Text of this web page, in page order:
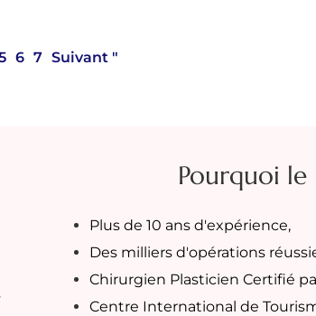
6 7 Suivant "
Pourquoi le
Plus de 10 ans d'expérience,
Des milliers d'opérations
Chirurgien Plasticien Certifié
Centre International de